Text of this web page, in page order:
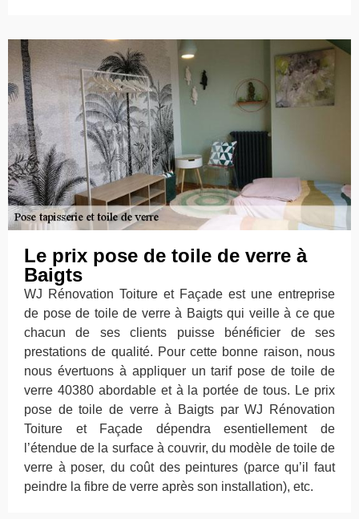
Le prix pose de toile de verre à
Baigts
WJ Rénovation Toiture et Façade est une entreprise
de pose de toile de verre à Baigts qui veille à ce que
chacun de ses clients puisse bénéficier de ses
prestations de qualité. Pour cette bonne raison, nous
nous évertuons à appliquer un tarif pose de toile de
verre 40380 abordable et à la portée de tous. Le prix
pose de toile de verre à Baigts par WJ Rénovation
Toiture et Façade dépendra esentiellement de
l’étendue de la surface à couvrir, du modèle de toile de
verre à poser, du coût des peintures (parce qu’il faut
peindre la fibre de verre après son installation), etc.